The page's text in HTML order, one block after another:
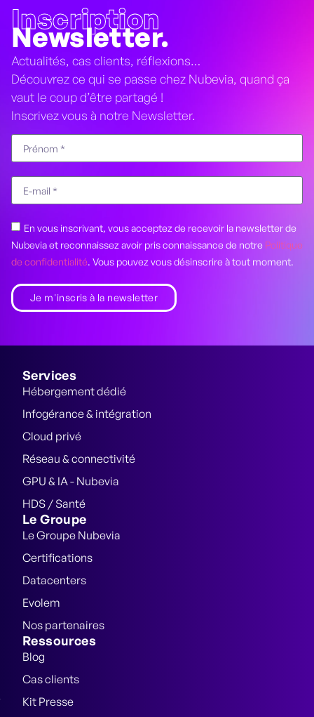
Inscription
Newsletter.
Actualités, cas clients, réflexions…
Découvrez ce qui se passe chez Nubevia, quand ça
vaut le coup d’être partagé !
Inscrivez vous à notre Newsletter.
En vous inscrivant, vous acceptez de recevoir la newsletter de
Nubevia et reconnaissez avoir pris connaissance de notre Politique
de confidentialité. Vous pouvez vous désinscrire à tout moment.
Je m'inscris à la newsletter
Services
Hébergement dédié
Infogérance & intégration
Cloud privé
Réseau & connectivité
GPU & IA - Nubevia
HDS / Santé
Le Groupe
Le Groupe Nubevia
Certifications
Datacenters
Evolem
Nos partenaires
Ressources
Blog
Cas clients
Kit Presse